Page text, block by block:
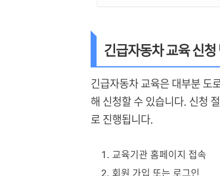
긴급자동차 교육 신청
긴급자동차 교육은 대부분 도
해 신청할 수 있습니다. 신청
로 진행됩니다.
교육기관 홈페이지 접속
회원 가입 또는 로그인